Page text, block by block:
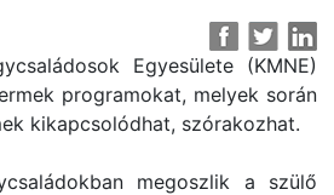
Egyesülete (KMNE)
programokat, melyek során
kikapcsolódhat, szórakozhat.
megoszlik a szülő